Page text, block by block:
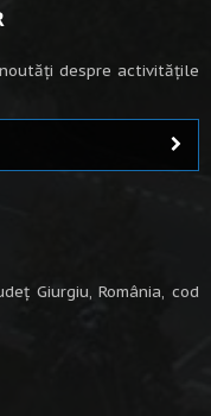
despre activitățile
Giurgiu, România, cod